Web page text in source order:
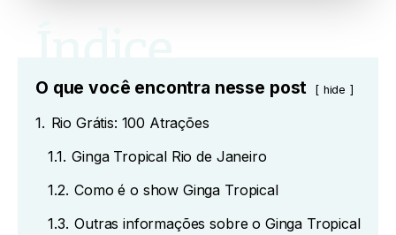
O que você encontra nesse post hide
1. Rio Grátis: 100 Atrações
1.1. Ginga Tropical Rio de Janeiro
1.2. Como é o show Ginga Tropical
1.3. Outras informações sobre o Ginga Tropical